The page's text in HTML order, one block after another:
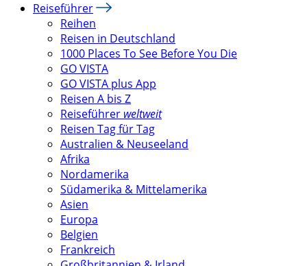
Reiseführer
Reihen
Reisen in Deutschland
1000 Places To See Before You Die
GO VISTA
GO VISTA plus App
Reisen A bis Z
Reiseführer weltweit
Reisen Tag für Tag
Australien & Neuseeland
Afrika
Nordamerika
Südamerika & Mittelamerika
Asien
Europa
Belgien
Frankreich